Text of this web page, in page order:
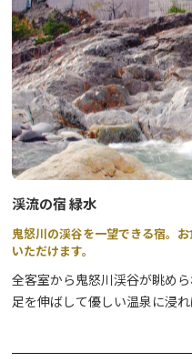
渓流の宿 緑水
鬼怒川の渓谷を一望できる宿。
いただけます。
全客室から鬼怒川渓谷が眺め
足を伸ばして優しい温泉に浸れ